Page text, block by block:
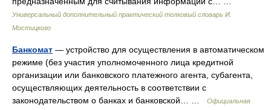
Универсальный дополнительный практический толковый словарь И.
Мостицкого
Банкомат — устройство для осуществления в автоматическом
режиме (без участия уполномоченного лица кредитной
организации или банковского платежного агента, субагента,
осуществляющих деятельность в соответствии с
законодательством о банках и банковской… …
Официальная